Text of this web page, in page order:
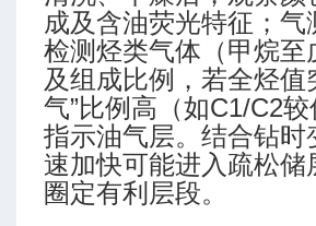
成及含油荧光特征；气
检测烃类气体（甲烷至
及组成比例，若全烃值
气”比例高（如C1/C2
指示油气层。结合钻时
速加快可能进入疏松储
圈定有利层段。